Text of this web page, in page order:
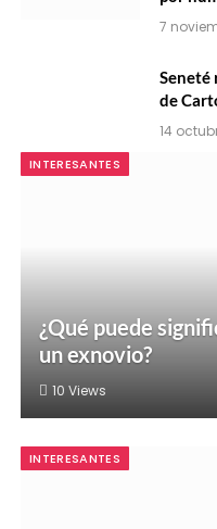
7
Seneté
de
14
INTERESANTES
¿Qué puede
un exnovio?
10 Views
INTERESANTES